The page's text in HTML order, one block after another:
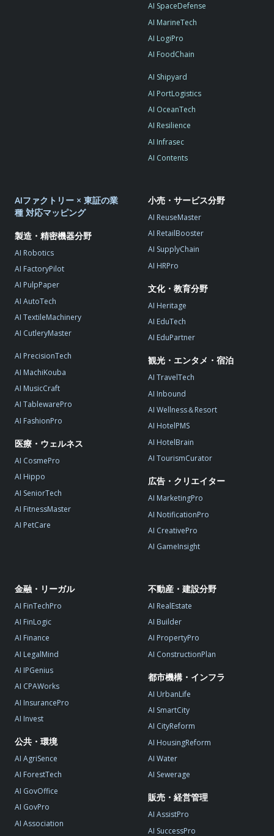
AI SpaceDefense
AI MarineTech
AI LogiPro
AI FoodChain
AI Shipyard
AI PortLogistics
AI OceanTech
AI Resilience
AI Infrasec
AI Contents
AIファクトリー × 東証の業
種 対応マッピング
製造・精密機器分野
AI Robotics
AI FactoryPilot
AI PulpPaper
AI AutoTech
AI TextileMachinery
AI CutleryMaster
AI PrecisionTech
AI MachiKouba
AI MusicCraft
AI TablewarePro
AI FashionPro
医療・ウェルネス
AI CosmePro
AI Hippo
AI SeniorTech
AI FitnessMaster
AI PetCare
小売・サービス分野
AI ReuseMaster
AI RetailBooster
AI SupplyChain
AI HRPro
文化・教育分野
AI Heritage
AI EduTech
AI EduPartner
観光・エンタメ・宿泊
AI TravelTech
AI Inbound
AI Wellness＆Resort
AI HotelPMS
AI HotelBrain
AI TourismCurator
広告・クリエイター
AI MarketingPro
AI NotificationPro
AI CreativePro
AI GameInsight
金融・リーガル
AI FinTechPro
AI FinLogic
AI Finance
AI LegalMind
AI IPGenius
AI CPAWorks
AI InsurancePro
AI Invest
公共・環境
AI AgriSence
AI ForestTech
AI GovOffice
AI GovPro
AI Association
不動産・建設分野
AI RealEstate
AI Builder
AI PropertyPro
AI ConstructionPlan
都市機構・インフラ
AI UrbanLife
AI SmartCity
AI CityReform
AI HousingReform
AI Water
AI Sewerage
販売・経営管理
AI AssistPro
AI SuccessPro